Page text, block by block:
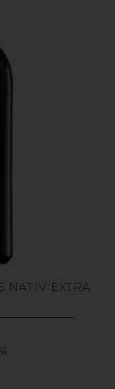
NATIV EXTRA